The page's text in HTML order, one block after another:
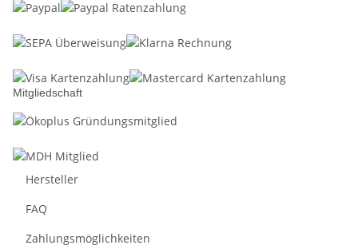
Mitgliedschaft
Hersteller
FAQ
Zahlungsmöglichkeiten